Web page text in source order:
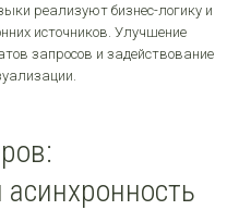
реализуют бизнес-логику и
источников. Улучшение
запросов и задействование